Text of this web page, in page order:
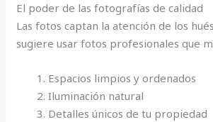
El poder de las fotografías de calidad
Las fotos captan la atención de los
sugiere usar fotos profesionales que
Espacios limpios y ordenados
Iluminación natural
Detalles únicos de tu propiedad